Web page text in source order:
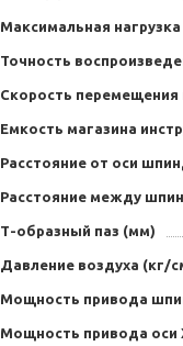
Максимальная нагрузка
Точность
Скорость
Емкость магазина
Расстояние от оси
Расстояние между
Т-образный паз (мм)
Давление воздуха (кг/
Мощность привода
Мощность привода оси